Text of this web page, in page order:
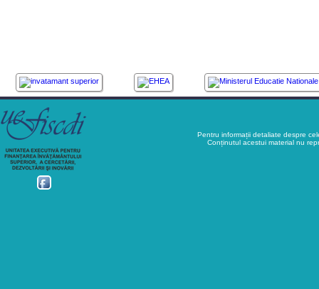
Pentru informații detaliate despre
Conținutul acestui material nu